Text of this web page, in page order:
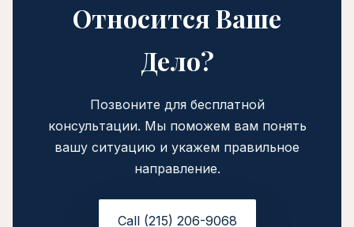
Относится Ваше
Дело?
Позвоните для бесплатной
консультации. Мы поможем вам понять
вашу ситуацию и укажем правильное
направление.
Call (215) 206-9068